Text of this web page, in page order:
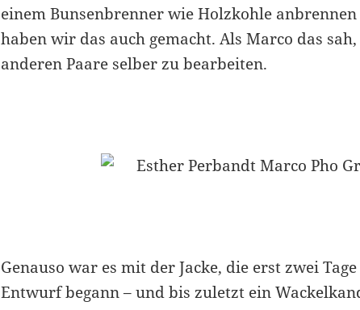
einem Bunsenbrenner wie Holzkohle
haben wir das auch gemacht. Als Marco das
anderen Paare selber zu bearbeiten.
Genauso war es mit der Jacke, die erst zwei
Entwurf begann – und bis zuletzt ein